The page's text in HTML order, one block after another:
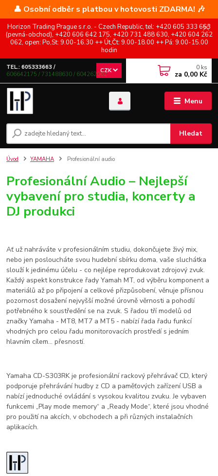
👤 Osobní odběr s platbou v hotovosti ZDARMA! 🎶
Horizon Trading Prague s.r.o. - Czech Republic, tel: +420 605 333 663
(pevná-obchod), +420 606 642 175, +420 731 488 630, +420 604 262
062, open: Po,St: 9.00-16.30 ++ Út,Čt: 9.00-18.00 ++ Pá: 9.00-15.00
hodin
Menu
CZK
Hledat
TEL.: 605333663 /
606642175 / 731488630 / 604262062
0 ks
za 0,00 Kč
Úvod YAMAHA Profesionální audio
Profesionální Audio – Nejlepší
vybavení pro studia, koncerty a
DJ produkci
Ať už nahráváte v profesionálním studiu, dokončujete živý mix,
nebo jen posloucháte svou hudební sbírku doma, vaše sluchátka
slouží k jedinému účelu - co nejlépe reprodukovat zdrojový zvuk.
Každý aspekt konstrukce řady Yamah MT, od výběru komponent a
materiálů až po připojení a celkové přizpůsobení, věnuje přísnou
pozornost dosažení nejvyšší možné úrovně věrnosti a pohodlí
potřebného k soustředění se na zvuk. S řadou tří modelů od
značky Yamaha - MT8, MT7 a MT5 - nabízí řada řadu funkcí
vhodných pro celou řadu monitorovacích prostředí s jedním
hlavním cílem... přesností.
Yamaha CD-S303RK je profesionální rackový přehrávač CD, který
podporuje přehrávání hudby z CD a paměťových zařízení USB a
nabízí jednoduché ovládání s vysokou kvalitou zvuku. Je vybaven
funkcemi „Play mode memory“ a „Ready Mode“, které jsou vhodné
pro použití na akcích, v obchodech a při různých instalačních
aplikacích.